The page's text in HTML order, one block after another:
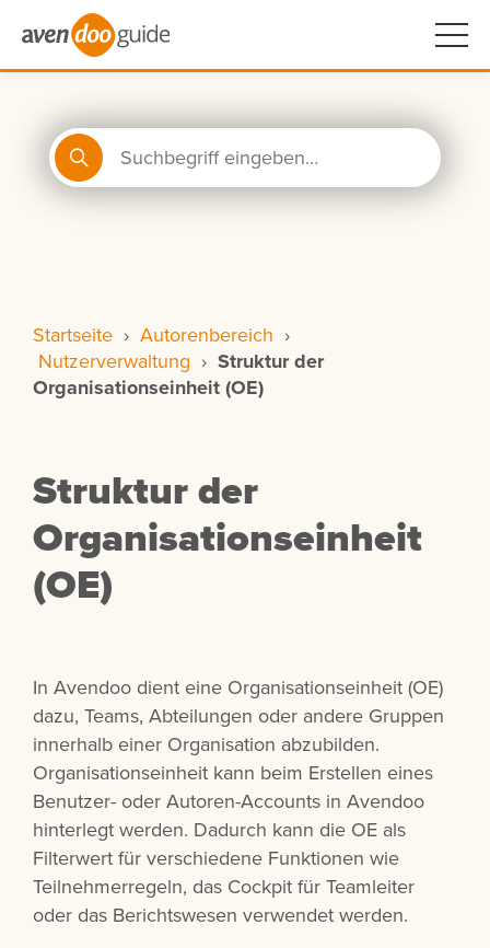
Startseite › Autorenbereich ›
Nutzerverwaltung › Struktur der
Organisationseinheit (OE)
Struktur der
Organisationseinheit
(OE)
In Avendoo dient eine Organisationseinheit (OE)
dazu, Teams, Abteilungen oder andere Gruppen
innerhalb einer Organisation abzubilden.
Organisationseinheit kann beim Erstellen eines
Benutzer- oder Autoren-Accounts in Avendoo
hinterlegt werden. Dadurch kann die OE als
Filterwert für verschiedene Funktionen wie
Teilnehmerregeln, das Cockpit für Teamleiter
oder das Berichtswesen verwendet werden.